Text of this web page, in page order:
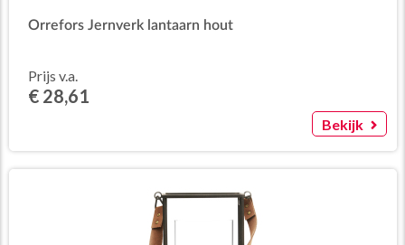
Orrefors Jernverk lantaarn hout
Prijs v.a.
€ 28,61
Bekijk